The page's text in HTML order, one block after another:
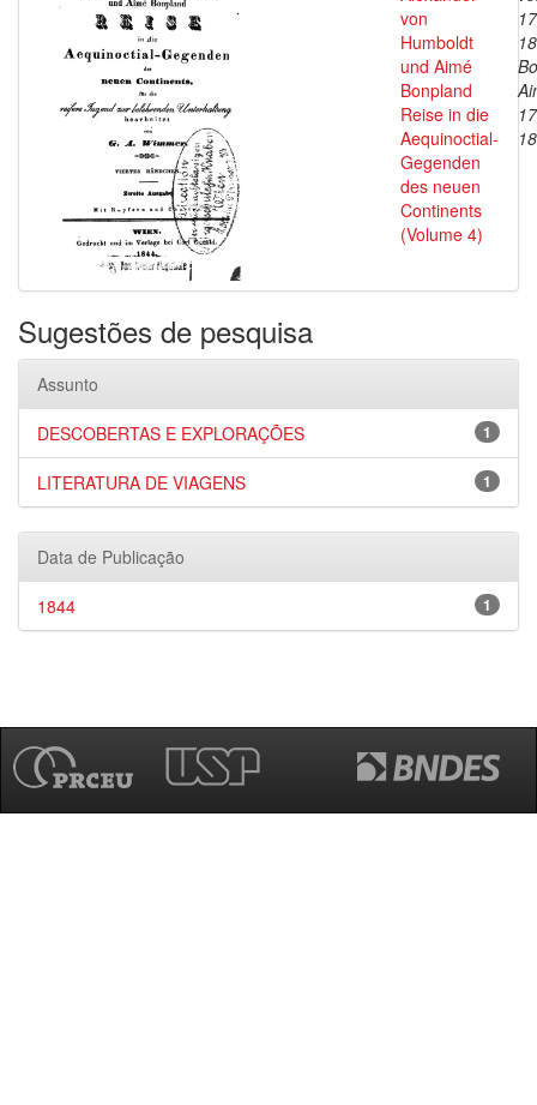
von
Humboldt
und Aimé
Bonpland
Reise in die
Aequinoctial-
Gegenden
des neuen
Continents
(Volume 4)
Sugestões de pesquisa
Assunto
1
DESCOBERTAS E EXPLORAÇÕES
1
LITERATURA DE VIAGENS
Data de Publicação
1
1844